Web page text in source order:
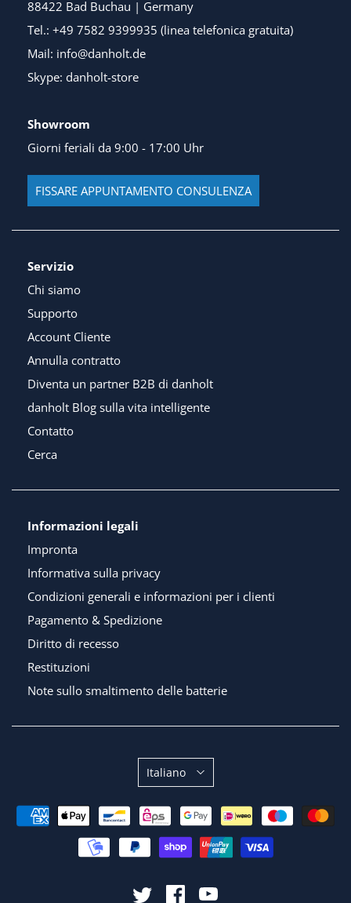
88422 Bad Buchau | Germany
Tel.: +49 7582 9399935 (linea telefonica gratuita)
Mail: info@danholt.de
Skype: danholt-store
Showroom
Giorni feriali da 9:00 - 17:00 Uhr
FISSARE APPUNTAMENTO CONSULENZA
Servizio
Chi siamo
Supporto
Account Cliente
Annulla contratto
Diventa un partner B2B di danholt
danholt Blog sulla vita intelligente
Contatto
Cerca
Informazioni legali
Impronta
Informativa sulla privacy
Condizioni generali e informazioni per i clienti
Pagamento & Spedizione
Diritto di recesso
Restituzioni
Note sullo smaltimento delle batterie
Sprache
Italiano